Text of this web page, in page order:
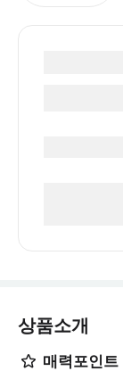
상품소개
매력포인트